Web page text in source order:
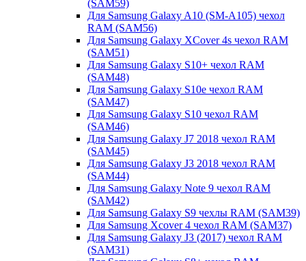
(SAM59)
Для Samsung Galaxy A10 (SM-A105) чехол
RAM (SAM56)
Для Samsung Galaxy XCover 4s чехол RAM
(SAM51)
Для Samsung Galaxy S10+ чехол RAM
(SAM48)
Для Samsung Galaxy S10e чехол RAM
(SAM47)
Для Samsung Galaxy S10 чехол RAM
(SAM46)
Для Samsung Galaxy J7 2018 чехол RAM
(SAM45)
Для Samsung Galaxy J3 2018 чехол RAM
(SAM44)
Для Samsung Galaxy Note 9 чехол RAM
(SAM42)
Для Samsung Galaxy S9 чехлы RAM (SAM39)
Для Samsung Xcover 4 чехол RAM (SAM37)
Для Samsung Galaxy J3 (2017) чехол RAM
(SAM31)